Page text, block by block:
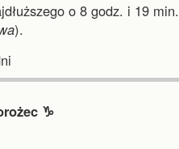
o 8 godz. i 19 min.
).
♑︎